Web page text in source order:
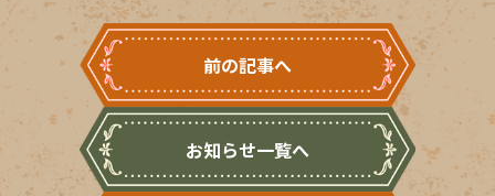
前の記事へ
お知らせ一覧へ